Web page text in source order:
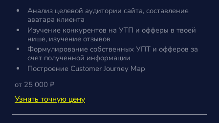
Анализ целевой аудитории сайта, составление
аватара клиента
Изучение конкурентов на УТП и офферы в твоей
нише, изучение отзывов
Формулирование собственных УПТ и офферов за
счет полученной информации
Построение Customer Journey Map
от 25 000 ₽
Узнать точную цену